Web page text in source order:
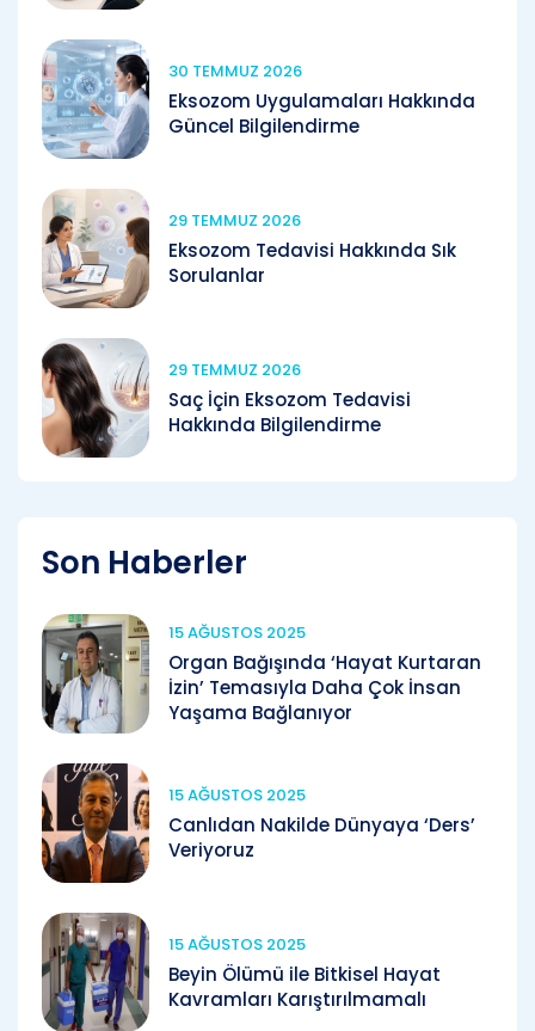
30 TEMMUZ 2026
Eksozom Uygulamaları Hakkında
Güncel Bilgilendirme
29 TEMMUZ 2026
Eksozom Tedavisi Hakkında Sık
Sorulanlar
29 TEMMUZ 2026
Saç İçin Eksozom Tedavisi
Hakkında Bilgilendirme
Son Haberler
15 AĞUSTOS 2025
Organ Bağışında ‘Hayat Kurtaran
İzin’ Temasıyla Daha Çok İnsan
Yaşama Bağlanıyor
15 AĞUSTOS 2025
Canlıdan Nakilde Dünyaya ‘Ders’
Veriyoruz
15 AĞUSTOS 2025
Beyin Ölümü ile Bitkisel Hayat
Kavramları Karıştırılmamalı